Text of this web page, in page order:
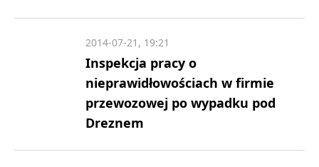
Inspekcja pracy o
nieprawidłowościach w firmie
przewozowej po wypadku pod
Dreznem
2014-07-21, 19:21